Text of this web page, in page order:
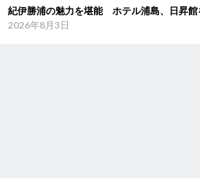
紀伊勝浦の魅力を堪能 ホテル浦島、日昇館
2026年8月3日